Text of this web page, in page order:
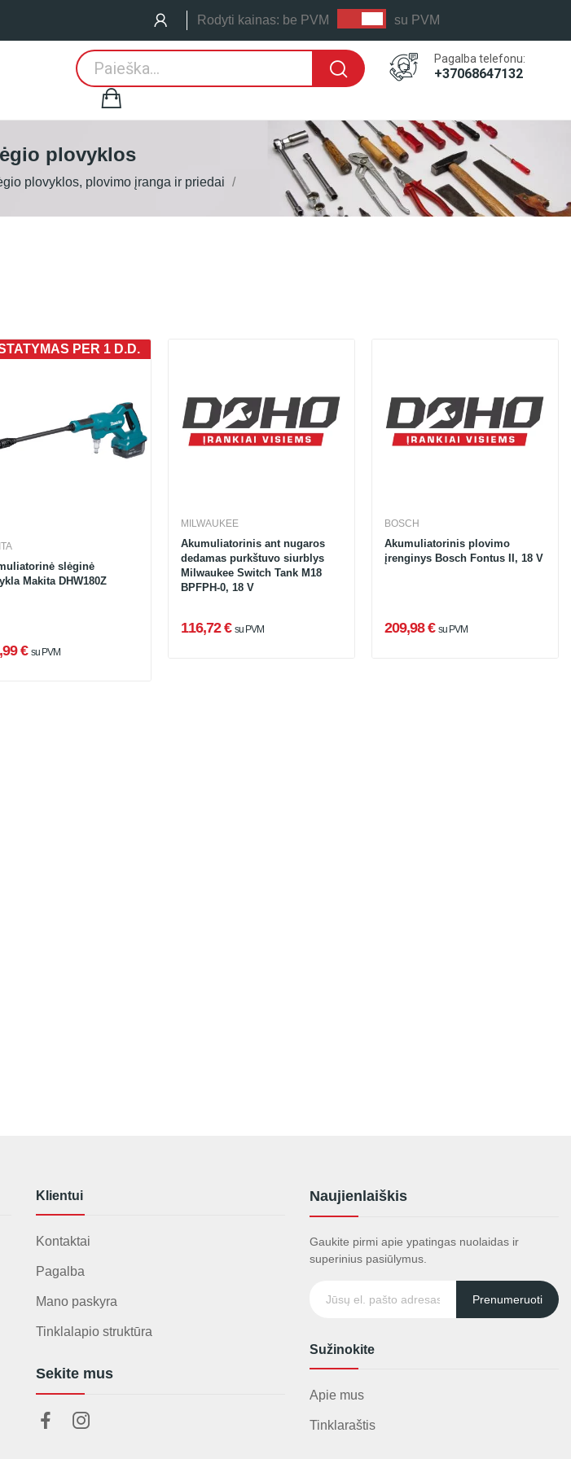
Rodyti kainas: be PVM su PVM
Pagalba telefonu:
+37068647132
plovyklos
plovyklos, plovimo įranga ir priedai
PER 1 D.D.
slėginė
Makita DHW180Z
€ su PVM
MILWAUKEE
Akumuliatorinis ant nugaros
dedamas purkštuvo siurblys
Milwaukee Switch Tank M18
BPFPH-0, 18 V
116,72 € su PVM
BOSCH
Akumuliatorinis plovimo
įrenginys Bosch Fontus II, 18 V
209,98 € su PVM
Klientui
Kontaktai
Pagalba
Mano paskyra
Tinklalapio struktūra
Sekite mus
Naujienlaiškis
Gaukite pirmi apie ypatingas nuolaidas ir
superinius pasiūlymus.
Prenumeruoti
Sužinokite
Apie mus
Tinklaraštis